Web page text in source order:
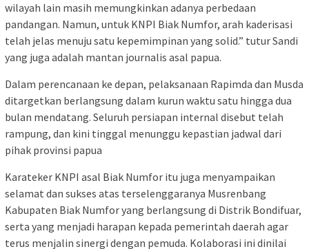
wilayah lain masih memungkinkan adanya perbedaan
pandangan. Namun, untuk KNPI Biak Numfor, arah kaderisasi
telah jelas menuju satu kepemimpinan yang solid.” tutur Sandi
yang juga adalah mantan journalis asal papua.
Dalam perencanaan ke depan, pelaksanaan Rapimda dan Musda
ditargetkan berlangsung dalam kurun waktu satu hingga dua
bulan mendatang. Seluruh persiapan internal disebut telah
rampung, dan kini tinggal menunggu kepastian jadwal dari
pihak provinsi papua
Karateker KNPI asal Biak Numfor itu juga menyampaikan
selamat dan sukses atas terselenggaranya Musrenbang
Kabupaten Biak Numfor yang berlangsung di Distrik Bondifuar,
serta yang menjadi harapan kepada pemerintah daerah agar
terus menjalin sinergi dengan pemuda. Kolaborasi ini dinilai